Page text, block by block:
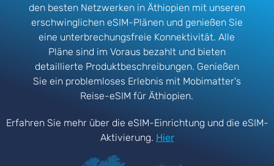
den besten Netzwerken in Äthiopien mit unseren
erschwinglichen eSIM-Plänen und genießen Sie
eine unterbrechungsfreie Konnektivität. Alle
Pläne sind im Voraus bezahlt und bieten
detaillierte Produktbeschreibungen. Genießen
Sie ein problemloses Erlebnis mit Mobimatter's
Reise-eSIM für Äthiopien.
Erfahren Sie mehr über die eSIM-Einrichtung und die eSIM-
Aktivierung. Hier